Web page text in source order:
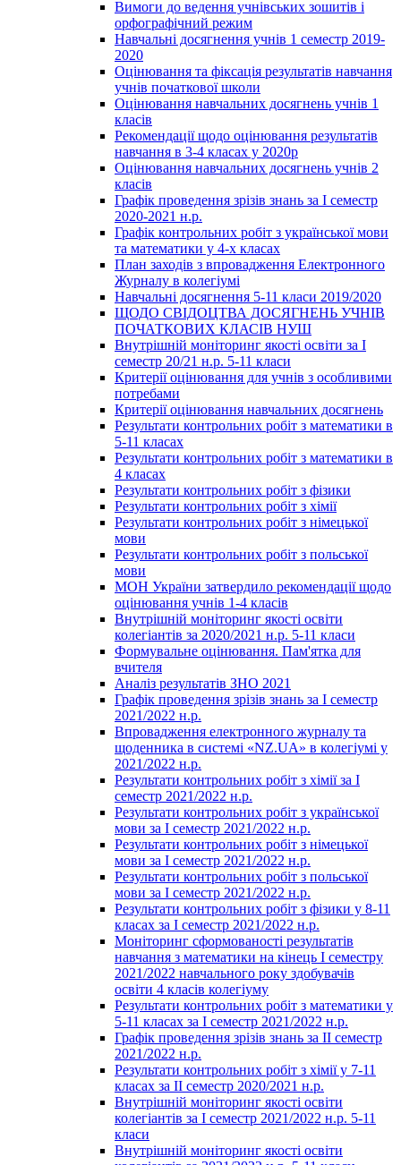
Вимоги до ведення учнівських зошитів і
орфографічний режим
Навчальні досягнення учнів 1 семестр 2019-
2020
Оцінювання та фіксація результатів навчання
учнів початкової школи
Оцінювання навчальних досягнень учнів 1
класів
Рекомендації щодо оцінювання результатів
навчання в 3-4 класах у 2020р
Оцінювання навчальних досягнень учнів 2
класів
Графік проведення зрізів знань за І семестр
2020-2021 н.р.
Графік контрольних робіт з української мови
та математики у 4-х класах
План заходів з впровадження Електронного
Журналу в колегіумі
Навчальні досягнення 5-11 класи 2019/2020
ЩОДО СВІДОЦТВА ДОСЯГНЕНЬ УЧНІВ
ПОЧАТКОВИХ КЛАСІВ НУШ
Внутрішній моніторинг якості освіти за І
семестр 20/21 н.р. 5-11 класи
Критерії оцінювання для учнів з особливими
потребами
Критерії оцінювання навчальних досягнень
Результати контрольних робіт з математики в
5-11 класах
Результати контрольних робіт з математики в
4 класах
Результати контрольних робіт з фізики
Результати контрольних робіт з хімії
Результати контрольних робіт з німецької
мови
Результати контрольних робіт з польської
мови
МОН України затвердило рекомендації щодо
оцінювання учнів 1-4 класів
Внутрішній моніторинг якості освіти
колегіантів за 2020/2021 н.р. 5-11 класи
Формувальне оцінювання. Пам'ятка для
вчителя
Аналіз результатів ЗНО 2021
Графік проведення зрізів знань за І семестр
2021/2022 н.р.
Впровадження електронного журналу та
щоденника в системі «NZ.UA» в колегіумі у
2021/2022 н.р.
Результати контрольних робіт з хімії за І
семестр 2021/2022 н.р.
Результати контрольних робіт з української
мови за І семестр 2021/2022 н.р.
Результати контрольних робіт з німецької
мови за І семестр 2021/2022 н.р.
Результати контрольних робіт з польської
мови за І семестр 2021/2022 н.р.
Результати контрольних робіт з фізики у 8-11
класах за І семестр 2021/2022 н.р.
Моніторинг сформованості результатів
навчання з математики на кінець І семестру
2021/2022 навчального року здобувачів
освіти 4 класів колегіуму
Результати контрольних робіт з математики у
5-11 класах за І семестр 2021/2022 н.р.
Графік проведення зрізів знань за ІІ семестр
2021/2022 н.р.
Результати контрольних робіт з хімії у 7-11
класах за ІІ семестр 2020/2021 н.р.
Внутрішній моніторинг якості освіти
колегіантів за І семестр 2021/2022 н.р. 5-11
класи
Внутрішній моніторинг якості освіти